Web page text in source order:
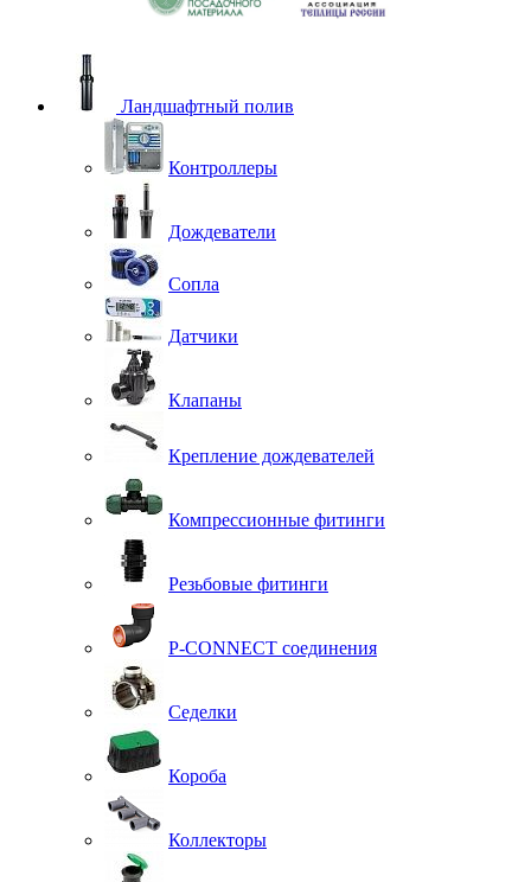
Ландшафтный полив
Контроллеры
Дождеватели
Сопла
Датчики
Клапаны
Крепление дождевателей
Компрессионные фитинги
Резьбовые фитинги
P-CONNECT соединения
Седелки
Короба
Коллекторы